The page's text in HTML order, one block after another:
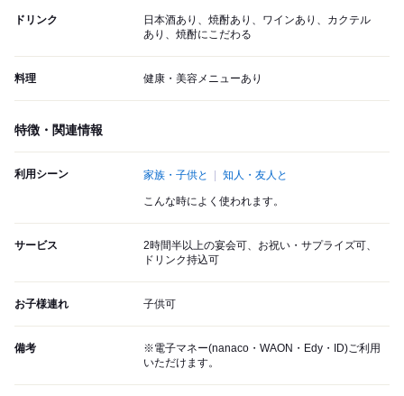
ドリンク
日本酒あり、焼酎あり、ワインあり、カクテル
あり、焼酎にこだわる
料理 健康・美容メニューあり
特徴・関連情報
利用シーン 家族・子供と 知人・友人と
こんな時によく使われます。
サービス
2時間半以上の宴会可、お祝い・サプライズ可、
ドリンク持込可
お子様連れ 子供可
備考
※電子マネー(nanaco・WAON・Edy・ID)ご利用
いただけます。